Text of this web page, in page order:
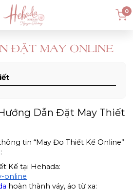
0
ĐẶT MAY ONLINE
Dẫn Đặt May Thiết
tin “May Đo Thiết Kế Online”
online